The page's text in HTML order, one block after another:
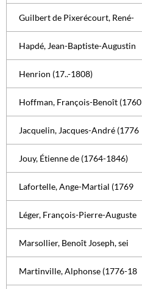
Guilbert de Pixerécourt, René-
Hapdé, Jean-Baptiste-Augustin
Henrion (17..-1808)
Hoffman, François-Benoît (1760
Jacquelin, Jacques-André (1776
Jouy, Étienne de (1764-1846)
Lafortelle, Ange-Martial (1769
Léger, François-Pierre-Auguste
Marsollier, Benoît Joseph, sei
Martinville, Alphonse (1776-18